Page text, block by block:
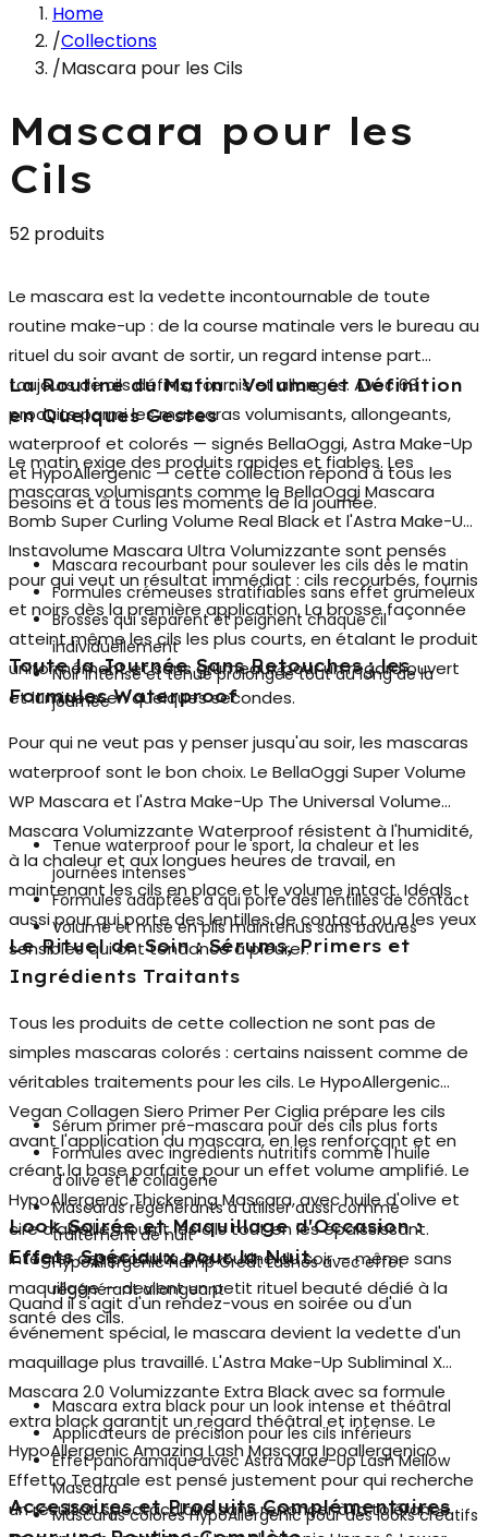
Home
/Collections
/Mascara pour les Cils
Mascara pour les
Cils
52 produits
Le mascara est la vedette incontournable de toute
routine make-up : de la course matinale vers le bureau au
rituel du soir avant de sortir, un regard intense part
toujours de cils définis, fournis et allongés. Avec 63
produits parmi les mascaras volumisants, allongeants,
waterproof et colorés — signés BellaOggi, Astra Make-Up
et HypoAllergenic — cette collection répond à tous les
besoins et à tous les moments de la journée.
La Routine du Matin : Volume et Définition
en Quelques Gestes
Le matin exige des produits rapides et fiables. Les
mascaras volumisants comme le BellaOggi Mascara
Bomb Super Curling Volume Real Black et l'Astra Make-Up
Instavolume Mascara Ultra Volumizzante sont pensés
pour qui veut un résultat immédiat : cils recourbés, fournis
et noirs dès la première application. La brosse façonnée
atteint même les cils les plus courts, en étalant le produit
uniformément et sans grumeaux pour un regard ouvert
et lumineux en quelques secondes.
Mascara recourbant pour soulever les cils dès le matin
Formules crémeuses stratifiables sans effet grumeleux
Brosses qui séparent et peignent chaque cil
individuellement
Noir intense et tenue prolongée tout au long de la
journée
Toute la Journée Sans Retouches : les
Formules Waterproof
Pour qui ne veut pas y penser jusqu'au soir, les mascaras
waterproof sont le bon choix. Le BellaOggi Super Volume
WP Mascara et l'Astra Make-Up The Universal Volume
Mascara Volumizzante Waterproof résistent à l'humidité,
à la chaleur et aux longues heures de travail, en
maintenant les cils en place et le volume intact. Idéals
aussi pour qui porte des lentilles de contact ou a les yeux
sensibles qui ont tendance à pleurer.
Tenue waterproof pour le sport, la chaleur et les
journées intenses
Formules adaptées à qui porte des lentilles de contact
Volume et mise en plis maintenus sans bavures
Le Rituel de Soin : Sérums, Primers et
Ingrédients Traitants
Tous les produits de cette collection ne sont pas de
simples mascaras colorés : certains naissent comme de
véritables traitements pour les cils. Le HypoAllergenic
Vegan Collagen Siero Primer Per Ciglia prépare les cils
avant l'application du mascara, en les renforçant et en
créant la base parfaite pour un effet volume amplifié. Le
HypoAllergenic Thickening Mascara, avec huile d'olive et
cire d'abeille, nourrit les cils tout en les épaississant.
Intégrer ces produits à la routine du soir — même sans
maquillage — devient un petit rituel beauté dédié à la
santé des cils.
Sérum primer pré-mascara pour des cils plus forts
Formules avec ingrédients nutritifs comme l'huile
d'olive et le collagène
Mascaras régénérants à utiliser aussi comme
traitement de nuit
HypoAllergenic Hemp Great Lashes avec effet
régénérant allongeant
Look Soirée et Maquillage d'Occasion :
Effets Spéciaux pour la Nuit
Quand il s'agit d'un rendez-vous en soirée ou d'un
événement spécial, le mascara devient la vedette d'un
maquillage plus travaillé. L'Astra Make-Up Subliminal X
Mascara 2.0 Volumizzante Extra Black avec sa formule
extra black garantit un regard théâtral et intense. Le
HypoAllergenic Amazing Lash Mascara Ipoallergenico
Effetto Teatrale est pensé justement pour qui recherche
un résultat spectaculaire sans renoncer à la tolérance.
Mascara extra black pour un look intense et théâtral
Applicateurs de précision pour les cils inférieurs
Effet panoramique avec Astra Make-Up Lash Mellow
Mascara
Mascaras colorés HypoAllergenic pour des looks créatifs
Accessoires et Produits Complémentaires